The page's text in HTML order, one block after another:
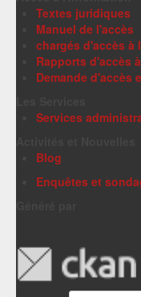
Textes juridiques
Manuel de l'accès
chargés d'accès à
Rapports d'accès
Demande d'accès
Services
Blog
Enquêtes et